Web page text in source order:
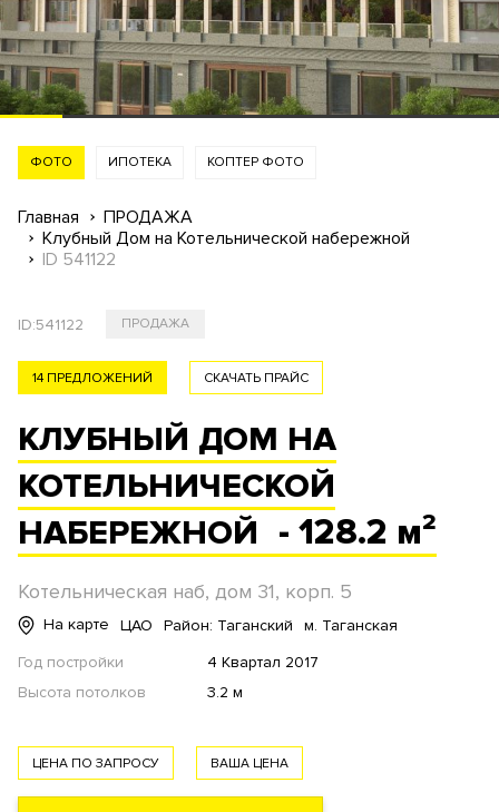
ФОТО ИПОТЕКА КОПТЕР ФОТО
Главная
ПРОДАЖА
Клубный Дом на Котельнической набережной
ID 541122
ID:541122 ПРОДАЖА
СКАЧАТЬ ПРАЙС
14 ПРЕДЛОЖЕНИЙ
КЛУБНЫЙ ДОМ НА
КОТЕЛЬНИЧЕСКОЙ
НАБЕРЕЖНОЙ - 128.2 м²
Котельническая наб, дом 31, корп. 5
На карте ЦАО Район: Таганский
м. Таганская
Год постройки
4 Квартал 2017
Высота потолков
3.2 м
ЦЕНА ПО ЗАПРОСУ ВАША ЦЕНА